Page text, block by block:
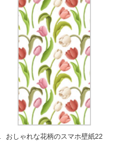
おしゃれな花柄のスマホ壁紙22